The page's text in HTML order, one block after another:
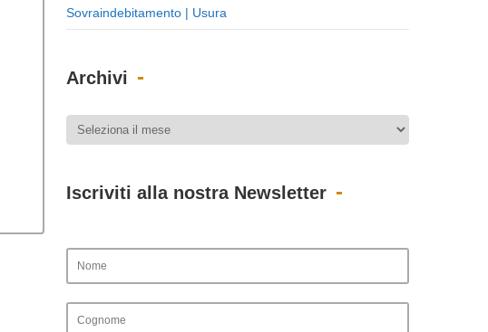
Sovraindebitamento | Usura
Archivi
Iscriviti alla nostra Newsletter